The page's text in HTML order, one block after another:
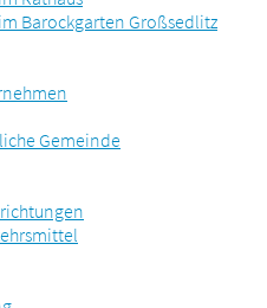
Barockgarten Großsedlitz
Gemeinde